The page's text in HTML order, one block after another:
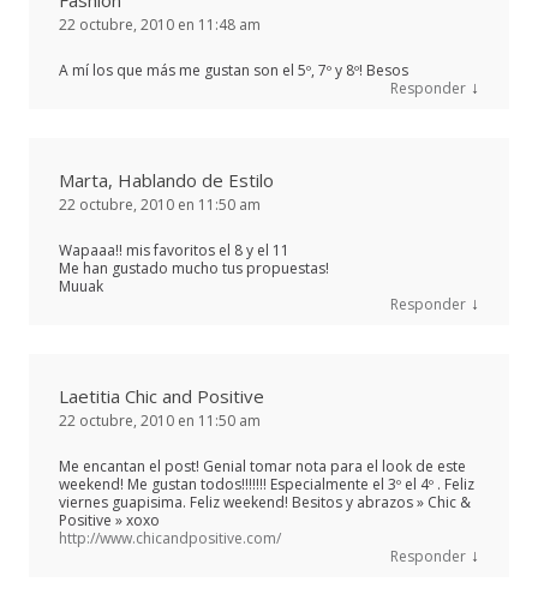
22 octubre, 2010 en 11:48 am
A mí los que más me gustan son el 5º, 7º y 8º! Besos
Responder ↓
Marta, Hablando de Estilo
22 octubre, 2010 en 11:50 am
Wapaaa!! mis favoritos el 8 y el 11
Me han gustado mucho tus propuestas!
Muuak
Responder ↓
Laetitia Chic and Positive
22 octubre, 2010 en 11:50 am
Me encantan el post! Genial tomar nota para el look de este
weekend! Me gustan todos!!!!!!! Especialmente el 3º el 4º . Feliz
viernes guapisima. Feliz weekend! Besitos y abrazos » Chic &
Positive » xoxo
http://www.chicandpositive.com/
Responder ↓